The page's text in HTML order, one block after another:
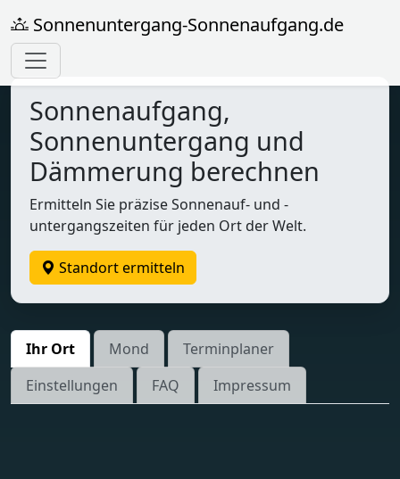
Sonnenuntergang-Sonnenaufgang.de
Sonnenaufgang,
Sonnenuntergang und
Dämmerung berechnen
Ermitteln Sie präzise Sonnenauf- und -
untergangszeiten für jeden Ort der Welt.
Standort ermitteln
Ihr Ort Mond
Terminplaner
Einstellungen
FAQ Impressum